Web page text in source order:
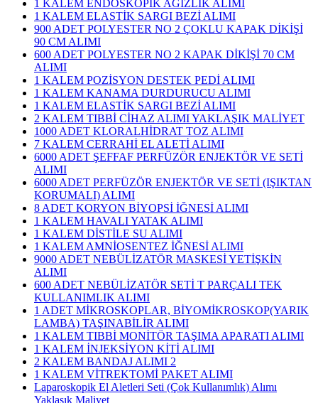
1 KALEM ENDOSKOPİK AĞIZLIK ALIMI
1 KALEM ELASTİK SARGI BEZİ ALIMI
900 ADET POLYESTER NO 2 ÇOKLU KAPAK DİKİŞİ
90 CM ALIMI
600 ADET POLYESTER NO 2 KAPAK DİKİŞİ 70 CM
ALIMI
1 KALEM POZİSYON DESTEK PEDİ ALIMI
1 KALEM KANAMA DURDURUCU ALIMI
1 KALEM ELASTİK SARGI BEZİ ALIMI
2 KALEM TIBBİ CİHAZ ALIMI YAKLAŞIK MALİYET
1000 ADET KLORALHİDRAT TOZ ALIMI
7 KALEM CERRAHİ EL ALETİ ALIMI
6000 ADET ŞEFFAF PERFÜZÖR ENJEKTÖR VE SETİ
ALIMI
6000 ADET PERFÜZÖR ENJEKTÖR VE SETİ (IŞIKTAN
KORUMALI) ALIMI
8 ADET KORYON BİYOPSİ İĞNESİ ALIMI
1 KALEM HAVALI YATAK ALIMI
1 KALEM DİSTİLE SU ALIMI
1 KALEM AMNİOSENTEZ İĞNESİ ALIMI
9000 ADET NEBÜLİZATÖR MASKESİ YETİŞKİN
ALIMI
600 ADET NEBÜLİZATÖR SETİ T PARÇALI TEK
KULLANIMLIK ALIMI
1 ADET MİKROSKOPLAR, BİYOMİKROSKOP(YARIK
LAMBA) TAŞINABİLİR ALIMI
1 KALEM TIBBİ MONİTÖR TAŞIMA APARATI ALIMI
1 KALEM İNJEKSİYON KİTİ ALIMI
2 KALEM BANDAJ ALIMI 2
1 KALEM VİTREKTOMİ PAKET ALIMI
Laparoskopik El Aletleri Seti (Çok Kullanımlık) Alımı
Yaklaşık Maliyet